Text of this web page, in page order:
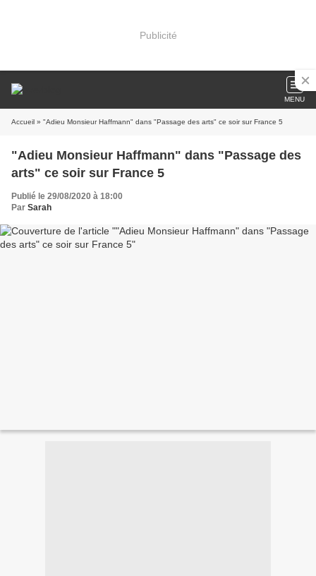
Publicité
MENU
Accueil » "Adieu Monsieur Haffmann" dans "Passage des arts" ce soir sur France 5
"Adieu Monsieur Haffmann" dans "Passage des
arts" ce soir sur France 5
Publié le 29/08/2020 à 18:00
Par Sarah